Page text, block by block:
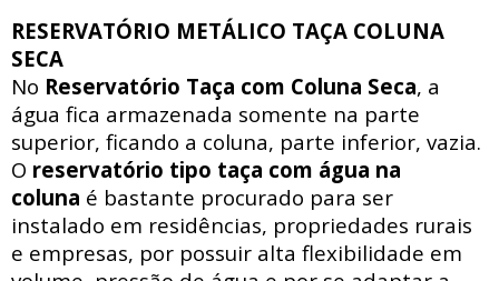
RESERVATÓRIO METÁLICO TAÇA COLUNA
SECA
No Reservatório Taça com Coluna Seca, a
água fica armazenada somente na parte
superior, ficando a coluna, parte inferior, vazia.
O reservatório tipo taça com água na
coluna é bastante procurado para ser
instalado em residências, propriedades rurais
e empresas, por possuir alta flexibilidade em